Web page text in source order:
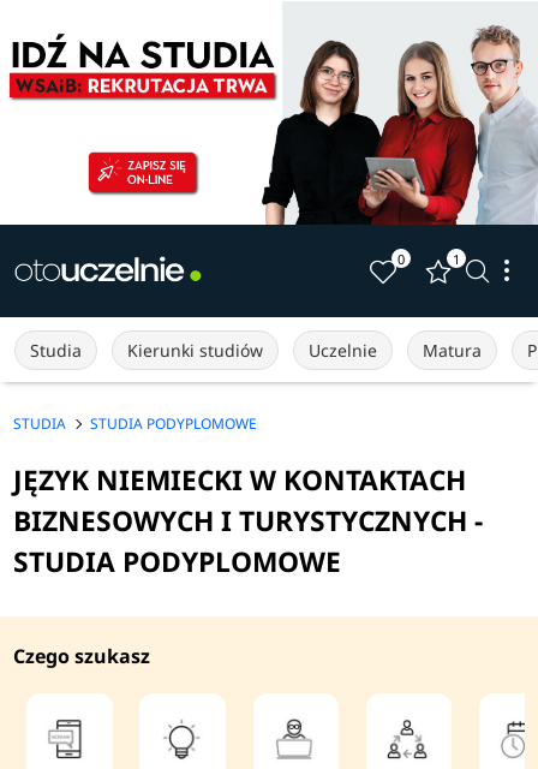
0 1
Studia Kierunki studiów Uczelnie Matura
STUDIA STUDIA PODYPLOMOWE
JĘZYK NIEMIECKI W KONTAKTACH
BIZNESOWYCH I TURYSTYCZNYCH -
STUDIA PODYPLOMOWE
Czego szukasz